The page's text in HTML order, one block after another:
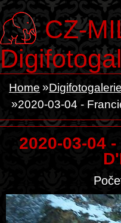
CZ-
Home Digifotogalerie
2020-03-04 -
2020-03-04